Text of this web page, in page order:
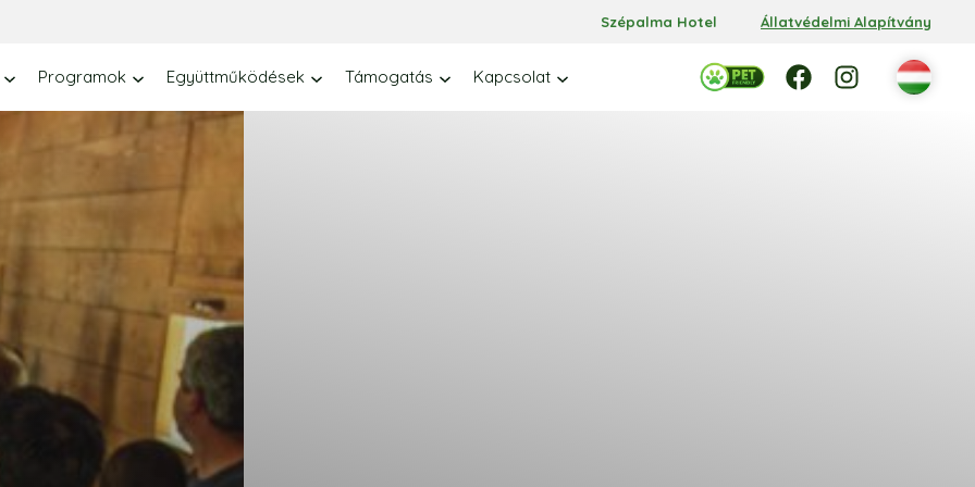
Szépalma Hotel Állatvédelmi Alapítvány
Programok Együttműködések Támogatás Kapcsolat
Facebook FacebookInstagram